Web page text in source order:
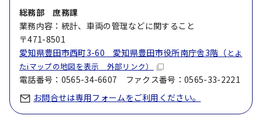
総務部 庶務課
業務内容：統計、車両の管理などに関すること
〒471-8501
愛知県豊田市西町3-60 愛知県豊田市役所南庁舎3階（ とよ
たiマップの地図を表示 外部リンク）
電話番号：0565-34-6607 ファクス番号：0565-33-2221
お問合せは専用フォームをご利用ください。